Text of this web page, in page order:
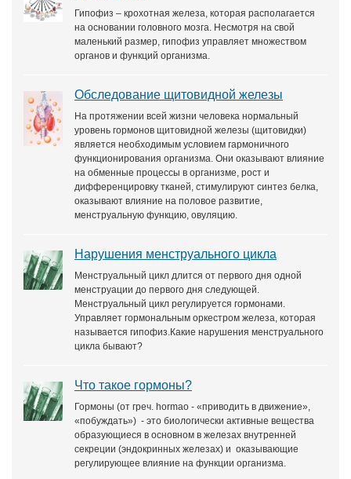
Гипофиз – крохотная железа, которая располагается
на основании головного мозга. Несмотря на свой
маленький размер, гипофиз управляет множеством
органов и функций организма.
Обследование щитовидной железы
На протяжении всей жизни человека нормальный
уровень гормонов щитовидной железы (щитовидки)
является необходимым условием гармоничного
функционирования организма. Они оказывают влияние
на обменные процессы в организме, рост и
дифференцировку тканей, стимулируют синтез белка,
оказывают влияние на половое развитие,
менструальную функцию, овуляцию.
Нарушения менструального цикла
Менструальный цикл длится от первого дня одной
менструации до первого дня следующей.
Менструальный цикл регулируется гормонами.
Управляет гормональным оркестром железа, которая
называется гипофиз.Какие нарушения менструального
цикла бывают?
Что такое гормоны?
Гормоны (от греч. hormao - «приводить в движение»,
«побуждать») - это биологически активные вещества
образующиеся в основном в железах внутренней
секреции (эндокринных железах) и оказывающие
регулирующее влияние на функции организма.